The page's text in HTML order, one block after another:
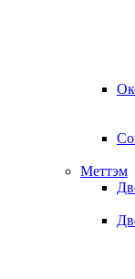
Меттэм